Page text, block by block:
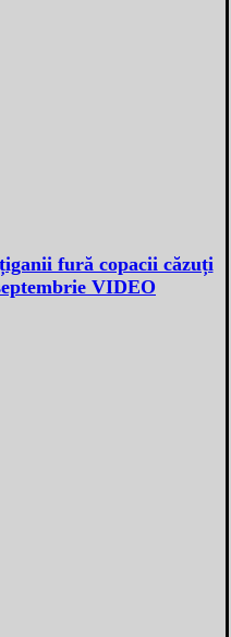
fură copacii căzuți
VIDEO